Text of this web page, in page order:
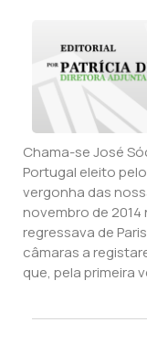
Chama-se José
Portugal eleito
vergonha das
novembro de
regressava de
câmaras a
que, pela primeira